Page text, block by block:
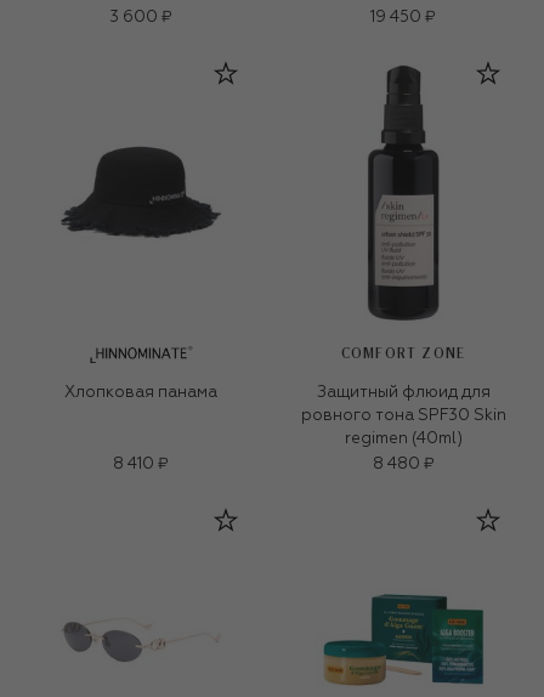
3 600 ₽
19 450 ₽
Хлопковая панама
8 410 ₽
COMFORT ZONE
Защитный флюид для
ровного тона SPF30 Skin
regimen (40ml)
8 480 ₽